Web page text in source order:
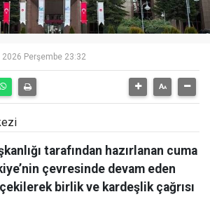
Perşembe 23:32
tarafından hazırlanan cuma
çevresinde devam eden
birlik ve kardeşlik çağrısı